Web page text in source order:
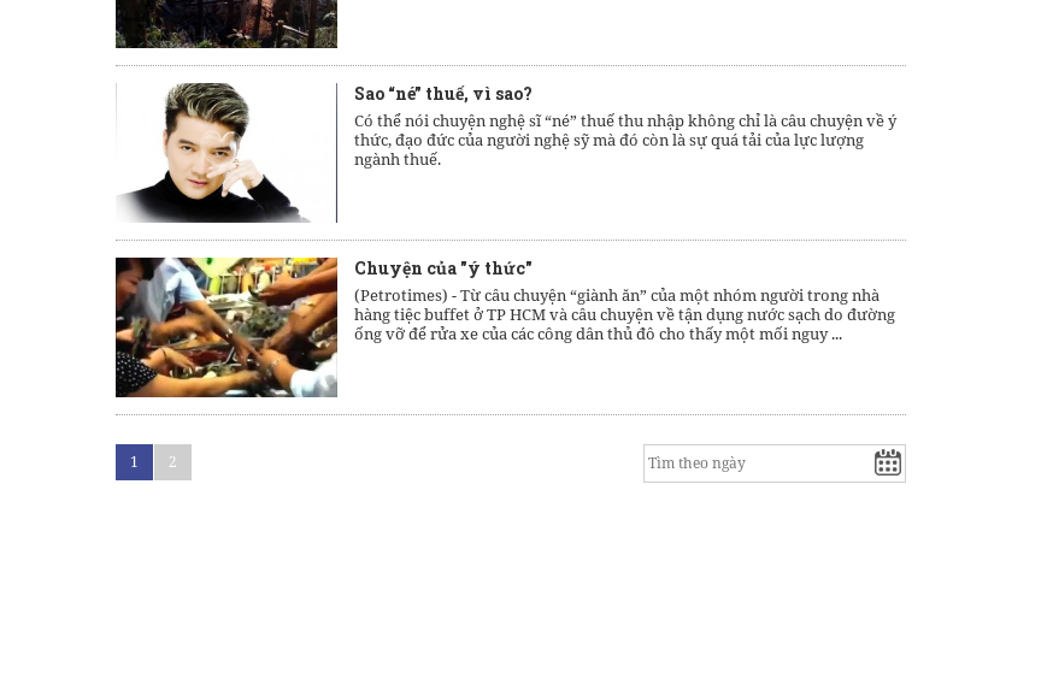
Sao “né” thuế, vì sao?
Có thể nói chuyện nghệ sĩ “né” thuế thu nhập không chỉ là câu chuyện về ý
thức, đạo đức của người nghệ sỹ mà đó còn là sự quá tải của lực lượng
ngành thuế.
Chuyện của "ý thức"
(Petrotimes) - Từ câu chuyện “giành ăn” của một nhóm người trong nhà
hàng tiệc buffet ở TP HCM và câu chuyện về tận dụng nước sạch do đường
ống vỡ để rửa xe của các công dân thủ đô cho thấy một mối nguy ...
1 2